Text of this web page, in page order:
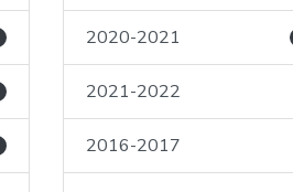
2020-2021
2021-2022
2016-2017